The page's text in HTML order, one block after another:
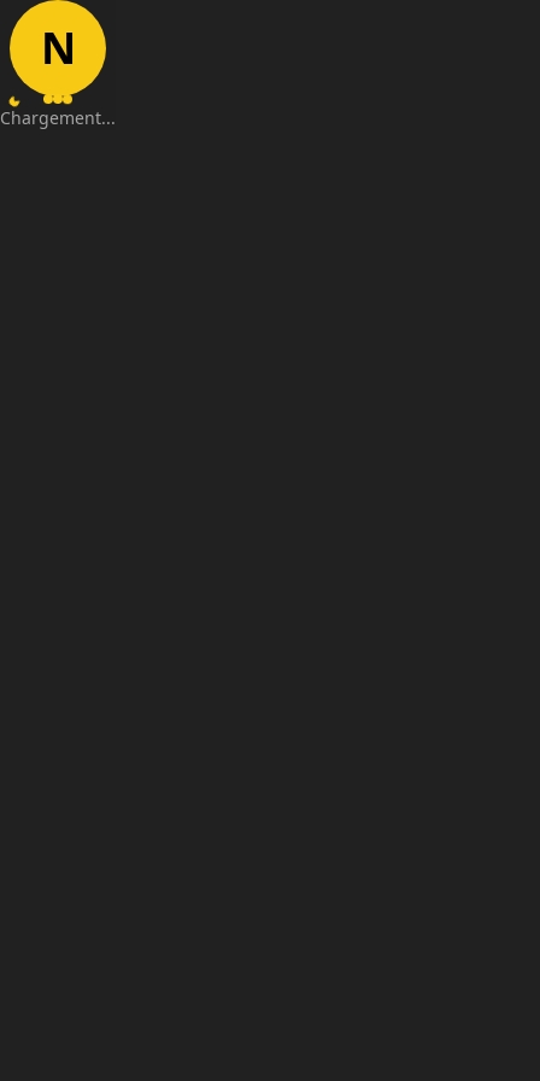
N
Chargement...